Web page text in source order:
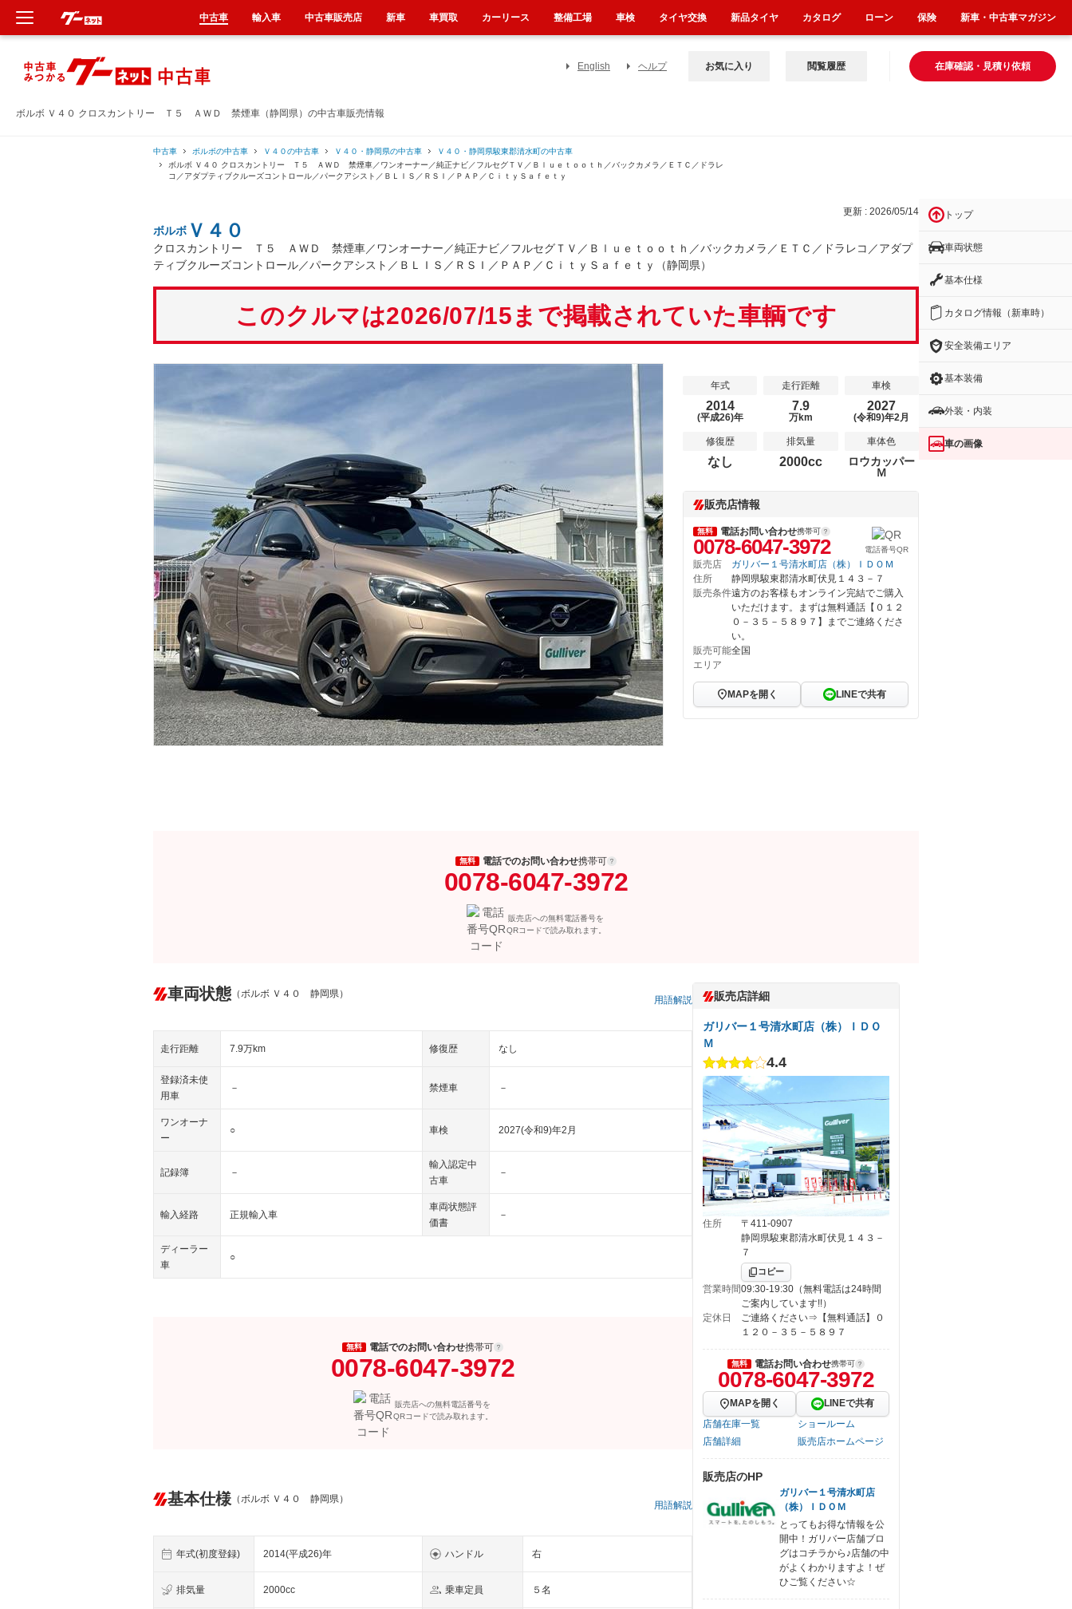
ボルボ Ｖ４０ クロスカントリー Ｔ５ ＡＷＤ 禁煙車（静岡県）の中古車販売情報
English ヘルプ 在庫確認・見積り依頼
お気に入り 閲覧履歴
中古車 ボルボの中古車 Ｖ４０の中古車 Ｖ４０・静岡県の中古車
Ｖ４０・静岡県駿東郡清水町の中古車
ボルボ Ｖ４０ クロスカントリー Ｔ５ ＡＷＤ 禁煙車／ワンオーナー／純正ナビ／フルセグＴＶ／Ｂｌｕｅｔｏｏｔｈ／バックカメラ／ＥＴＣ／ドラレ
コ／アダプティブクルーズコントロール／パークアシスト／ＢＬＩＳ／ＲＳＩ／ＰＡＰ／ＣｉｔｙＳａｆｅｔｙ
更新 : 2026/05/14
ボルボ Ｖ４０
クロスカントリー Ｔ５ ＡＷＤ 禁煙車／ワンオーナー／純正ナビ／フルセグＴＶ／Ｂｌｕｅｔｏｏｔｈ／バックカメラ／ＥＴＣ／ドラレコ／アダプ
ティブクルーズコントロール／パークアシスト／ＢＬＩＳ／ＲＳＩ／ＰＡＰ／ＣｉｔｙＳａｆｅｔｙ（静岡県）
このクルマは2026/07/15まで掲載されていた車輌です
年式
2014
(平成26)年
走行距離
7.9
万km
車検
2027
(令和9)年2月
修復歴
なし
排気量
2000cc
車体色
ロウカッパー
Ｍ
販売店情報
無料 電話お問い合わせ携帯可
0078-6047-3972 電話番号QR
販売店
ガリバー１号清水町店（株）ＩＤＯＭ
住所
静岡県駿東郡清水町伏見１４３－７
販売条件遠方のお客様もオンライン完結でご購入
いただけます。まずは無料通話【０１２
０－３５－５８９７】までご連絡くださ
い。
販売可能
エリア
全国
MAPを開く LINEで共有
無料 電話でのお問い合わせ携帯可
0078-6047-3972
販売店への無料電話番号を
QRコードで読み取れます。
車両状態 （ボルボ Ｖ４０ 静岡県）
用語解説
走行距離 7.9万km 修復歴 なし
登録済未使
用車
－ 禁煙車 －
ワンオーナ
ー
○ 車検 2027(令和9)年2月
記録簿 －
輸入認定中
古車
－
輸入経路 正規輸入車
車両状態評
価書
－
ディーラー
車
○
無料 電話でのお問い合わせ携帯可
0078-6047-3972
販売店への無料電話番号を
QRコードで読み取れます。
基本仕様 （ボルボ Ｖ４０ 静岡県）
用語解説
年式(初度登録) 2014(平成26)年 ハンドル 右
排気量 2000cc 乗車定員 ５名
販売店詳細
ガリバー１号清水町店（株）ＩＤＯ
Ｍ
4.4
住所
〒411-0907
静岡県駿東郡清水町伏見１４３－
７
コピー
営業時間09:30-19:30（無料電話は24時間
ご案内しています!!）
定休日
ご連絡ください⇒【無料通話】０
１２０－３５－５８９７
無料 電話お問い合わせ携帯可
0078-6047-3972
MAPを開く
LINEで共有
店舗在庫一覧
ショールーム
店舗詳細
販売店ホームページ
販売店のHP
ガリバー１号清水町店
（株）ＩＤＯＭ
とってもお得な情報を公
開中！ガリバー店舗ブロ
グはコチラから♪店舗の中
がよくわかりますよ！ぜ
ひご覧ください☆
トップ
車両状態
基本仕様
カタログ情報（新車時）
安全装備エリア
基本装備
外装・内装
車の画像
中古車 輸入車 中古車販売店 新車 車買取 カーリース 整備工場 車検 タイヤ交換 新品タイヤ カタログ ローン 保険 新車・中古車マガジン
新車
中古車